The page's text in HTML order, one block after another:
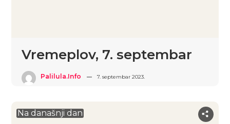
Vremeplov, 7. septembar
Palilula.info 7. septembar 2023.
Na današnji dan